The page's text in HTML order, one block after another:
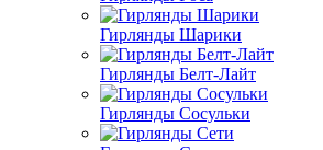
Гирлянды Шарики
Гирлянды Белт-Лайт
Гирлянды Сосульки